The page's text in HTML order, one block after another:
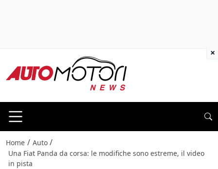
Home / Auto /
Una Fiat Panda da corsa: le modifiche sono estreme, il video
in pista
×